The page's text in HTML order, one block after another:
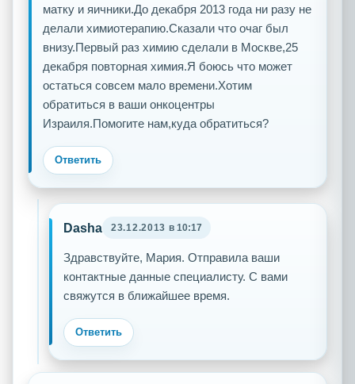
матку и яичники.До декабря 2013 года ни разу не
делали химиотерапию.Сказали что очаг был
внизу.Первый раз химию сделали в Москве,25
декабря повторная химия.Я боюсь что может
остаться совсем мало времени.Хотим
обратиться в ваши онкоцентры
Израиля.Помогите нам,куда обратиться?
Ответить
Dasha 23.12.2013 в 10:17
Здравствуйте, Мария. Отправила ваши
контактные данные специалисту. С вами
свяжутся в ближайшее время.
Ответить